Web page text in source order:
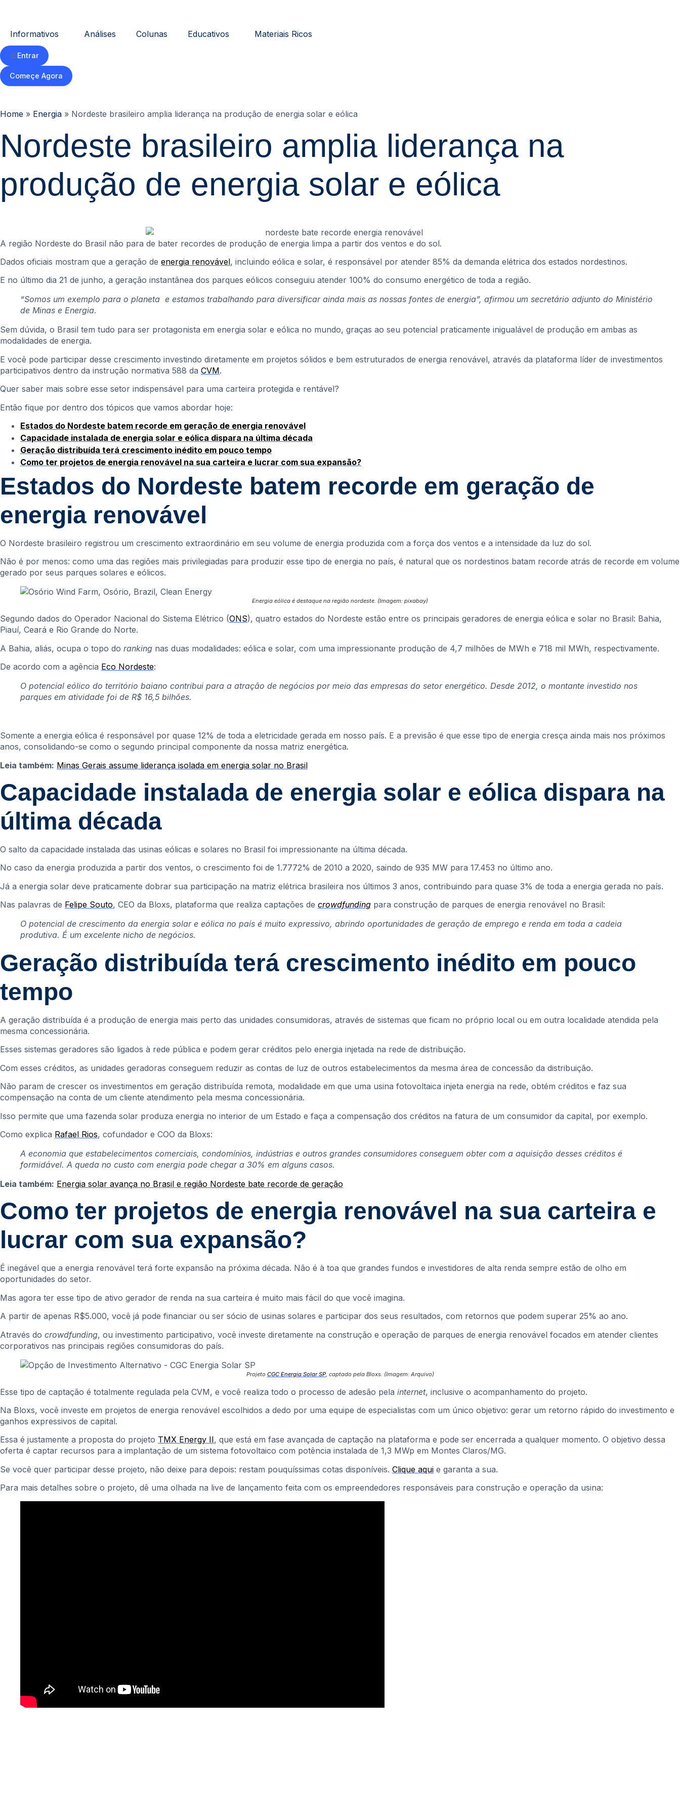
Informativos Análises Colunas Educativos Materiais Ricos
Entrar
Começe Agora
Home » Energia » Nordeste brasileiro amplia liderança na produção de energia solar e eólica
Nordeste brasileiro amplia liderança na
produção de energia solar e eólica
A região Nordeste do Brasil não para de bater recordes de produção de energia limpa a partir dos ventos e do sol.
Dados oficiais mostram que a geração de energia renovável, incluindo eólica e solar, é responsável por atender 85% da demanda elétrica dos estados nordestinos.
E no último dia 21 de junho, a geração instantânea dos parques eólicos conseguiu atender 100% do consumo energético de toda a região.
“Somos um exemplo para o planeta e estamos trabalhando para diversificar ainda mais as nossas fontes de energia”, afirmou um secretário adjunto do Ministério
de Minas e Energia.
Sem dúvida, o Brasil tem tudo para ser protagonista em energia solar e eólica no mundo, graças ao seu potencial praticamente inigualável de produção em ambas as
modalidades de energia.
E você pode participar desse crescimento investindo diretamente em projetos sólidos e bem estruturados de energia renovável, através da plataforma líder de investimentos
participativos dentro da instrução normativa 588 da CVM.
Quer saber mais sobre esse setor indispensável para uma carteira protegida e rentável?
Então fique por dentro dos tópicos que vamos abordar hoje:
Estados do Nordeste batem recorde em geração de energia renovável
Capacidade instalada de energia solar e eólica dispara na última década
Geração distribuída terá crescimento inédito em pouco tempo
Como ter projetos de energia renovável na sua carteira e lucrar com sua expansão?
Estados do Nordeste batem recorde em geração de
energia renovável
O Nordeste brasileiro registrou um crescimento extraordinário em seu volume de energia produzida com a força dos ventos e a intensidade da luz do sol.
Não é por menos: como uma das regiões mais privilegiadas para produzir esse tipo de energia no país, é natural que os nordestinos batam recorde atrás de recorde em volume
gerado por seus parques solares e eólicos.
Energia eólica é destaque na região nordeste. (Imagem: pixabay)
Segundo dados do Operador Nacional do Sistema Elétrico (ONS), quatro estados do Nordeste estão entre os principais geradores de energia eólica e solar no Brasil: Bahia,
Piauí, Ceará e Rio Grande do Norte.
A Bahia, aliás, ocupa o topo do ranking nas duas modalidades: eólica e solar, com uma impressionante produção de 4,7 milhões de MWh e 718 mil MWh, respectivamente.
De acordo com a agência Eco Nordeste:
O potencial eólico do território baiano contribui para a atração de negócios por meio das empresas do setor energético. Desde 2012, o montante investido nos
parques em atividade foi de R$ 16,5 bilhões.
Somente a energia eólica é responsável por quase 12% de toda a eletricidade gerada em nosso país. E a previsão é que esse tipo de energia cresça ainda mais nos próximos
anos, consolidando-se como o segundo principal componente da nossa matriz energética.
Leia também: Minas Gerais assume liderança isolada em energia solar no Brasil
Capacidade instalada de energia solar e eólica dispara na
última década
O salto da capacidade instalada das usinas eólicas e solares no Brasil foi impressionante na última década.
No caso da energia produzida a partir dos ventos, o crescimento foi de 1.7772% de 2010 a 2020, saindo de 935 MW para 17.453 no último ano.
Já a energia solar deve praticamente dobrar sua participação na matriz elétrica brasileira nos últimos 3 anos, contribuindo para quase 3% de toda a energia gerada no país.
Nas palavras de Felipe Souto, CEO da Bloxs, plataforma que realiza captações de crowdfunding para construção de parques de energia renovável no Brasil:
O potencial de crescimento da energia solar e eólica no país é muito expressivo, abrindo oportunidades de geração de emprego e renda em toda a cadeia
produtiva. É um excelente nicho de negócios.
Geração distribuída terá crescimento inédito em pouco
tempo
A geração distribuída é a produção de energia mais perto das unidades consumidoras, através de sistemas que ficam no próprio local ou em outra localidade atendida pela
mesma concessionária.
Esses sistemas geradores são ligados à rede pública e podem gerar créditos pelo energia injetada na rede de distribuição.
Com esses créditos, as unidades geradoras conseguem reduzir as contas de luz de outros estabelecimentos da mesma área de concessão da distribuição.
Não param de crescer os investimentos em geração distribuída remota, modalidade em que uma usina fotovoltaica injeta energia na rede, obtém créditos e faz sua
compensação na conta de um cliente atendimento pela mesma concessionária.
Isso permite que uma fazenda solar produza energia no interior de um Estado e faça a compensação dos créditos na fatura de um consumidor da capital, por exemplo.
Como explica Rafael Rios, cofundador e COO da Bloxs:
A economia que estabelecimentos comerciais, condomínios, indústrias e outros grandes consumidores conseguem obter com a aquisição desses créditos é
formidável. A queda no custo com energia pode chegar a 30% em alguns casos.
Leia também: Energia solar avança no Brasil e região Nordeste bate recorde de geração
Como ter projetos de energia renovável na sua carteira e
lucrar com sua expansão?
É inegável que a energia renovável terá forte expansão na próxima década. Não é à toa que grandes fundos e investidores de alta renda sempre estão de olho em
oportunidades do setor.
Mas agora ter esse tipo de ativo gerador de renda na sua carteira é muito mais fácil do que você imagina.
A partir de apenas R$5.000, você já pode financiar ou ser sócio de usinas solares e participar dos seus resultados, com retornos que podem superar 25% ao ano.
Através do crowdfunding, ou investimento participativo, você investe diretamente na construção e operação de parques de energia renovável focados em atender clientes
corporativos nas principais regiões consumidoras do país.
Projeto CGC Energia Solar SP, captado pela Bloxs. (Imagem: Arquivo)
Esse tipo de captação é totalmente regulada pela CVM, e você realiza todo o processo de adesão pela internet, inclusive o acompanhamento do projeto.
Na Bloxs, você investe em projetos de energia renovável escolhidos a dedo por uma equipe de especialistas com um único objetivo: gerar um retorno rápido do investimento e
ganhos expressivos de capital.
Essa é justamente a proposta do projeto TMX Energy II, que está em fase avançada de captação na plataforma e pode ser encerrada a qualquer momento. O objetivo dessa
oferta é captar recursos para a implantação de um sistema fotovoltaico com potência instalada de 1,3 MWp em Montes Claros/MG.
Se você quer participar desse projeto, não deixe para depois: restam pouquíssimas cotas disponíveis. Clique aqui e garanta a sua.
Para mais detalhes sobre o projeto, dê uma olhada na live de lançamento feita com os empreendedores responsáveis para construção e operação da usina: